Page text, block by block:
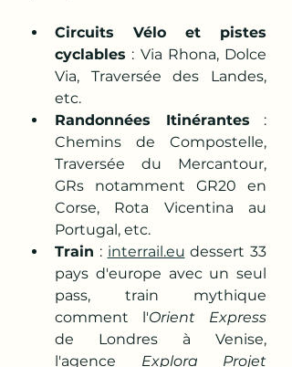
Circuits Vélo et pistes
cyclables : Via Rhona, Dolce
Via, Traversée des Landes,
etc.
Randonnées Itinérantes :
Chemins de Compostelle,
Traversée du Mercantour,
GRs notamment GR20 en
Corse, Rota Vicentina au
Portugal, etc.
Train : interrail.eu dessert 33
pays d'europe avec un seul
pass, train mythique
comment l'Orient Express
de Londres à Venise,
l'agence Explora Projet